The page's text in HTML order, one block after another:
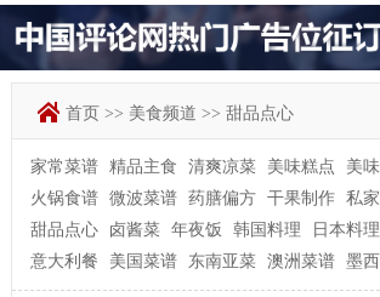
首页 >> 美食频道 >> 甜品点心
家常菜谱 精品主食 清爽凉菜 美味糕点 美
火锅食谱
微波菜谱 药膳偏方 干果制作 私
甜品点心
卤酱菜 年夜饭 韩国料理 日本料理
意大利餐
美国菜谱 东南亚菜 澳洲菜谱 墨